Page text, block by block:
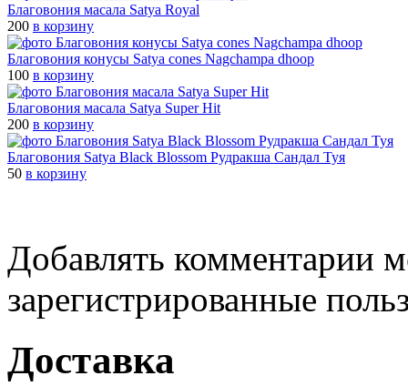
Благовония масала Satya Royal
200 в корзину
Благовония конусы Satya cones Nagchampa dhoop
100 в корзину
Благовония масала Satya Super Hit
200 в корзину
Благовония Satya Black Blossom Рудракша Сандал Туя
50 в корзину
Добавлять комментарии
зарегистрированные
Доставка